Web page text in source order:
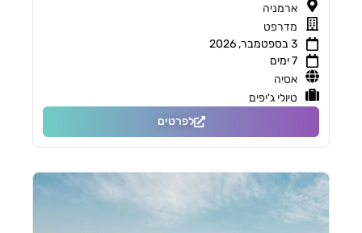
ארמניה
מדרפט
3 בספטמבר, 2026
7 ימים
אסיה
טיולי ג'יפים
לפרטים